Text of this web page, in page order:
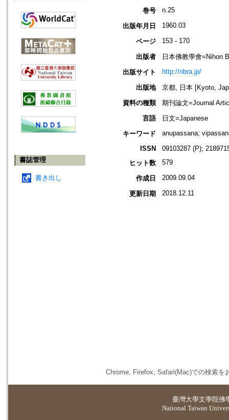
書誌管理
書き出し
巻号
n.25
出版年月日 1960.03
ページ 153 - 170
出版者
日本佛教學會=Nihon
出版サイト
http://nbra.jp/
出版地
京都, 日本 [Kyoto,
資料の種類
期刊論文=Journal
言語
日文=Japanese
キーワード
anupassana;
ISSN
09103287 (P);
ヒット数
579
作成日 2009.09.04
更新日期 2018.12.11
Chrome, Firefox, Safari(Mac)での検索を
臺灣大學文學院佛
National Taiwan